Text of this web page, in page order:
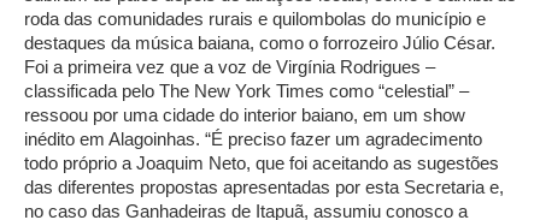
roda das comunidades rurais e quilombolas do município e
destaques da música baiana, como o forrozeiro Júlio César.
Foi a primeira vez que a voz de Virgínia Rodrigues –
classificada pelo The New York Times como “celestial” –
ressoou por uma cidade do interior baiano, em um show
inédito em Alagoinhas. “É preciso fazer um agradecimento
todo próprio a Joaquim Neto, que foi aceitando as sugestões
das diferentes propostas apresentadas por esta Secretaria e,
no caso das Ganhadeiras de Itapuã, assumiu conosco a